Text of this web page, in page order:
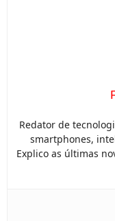
Redator de
smartphones,
Explico as últimas